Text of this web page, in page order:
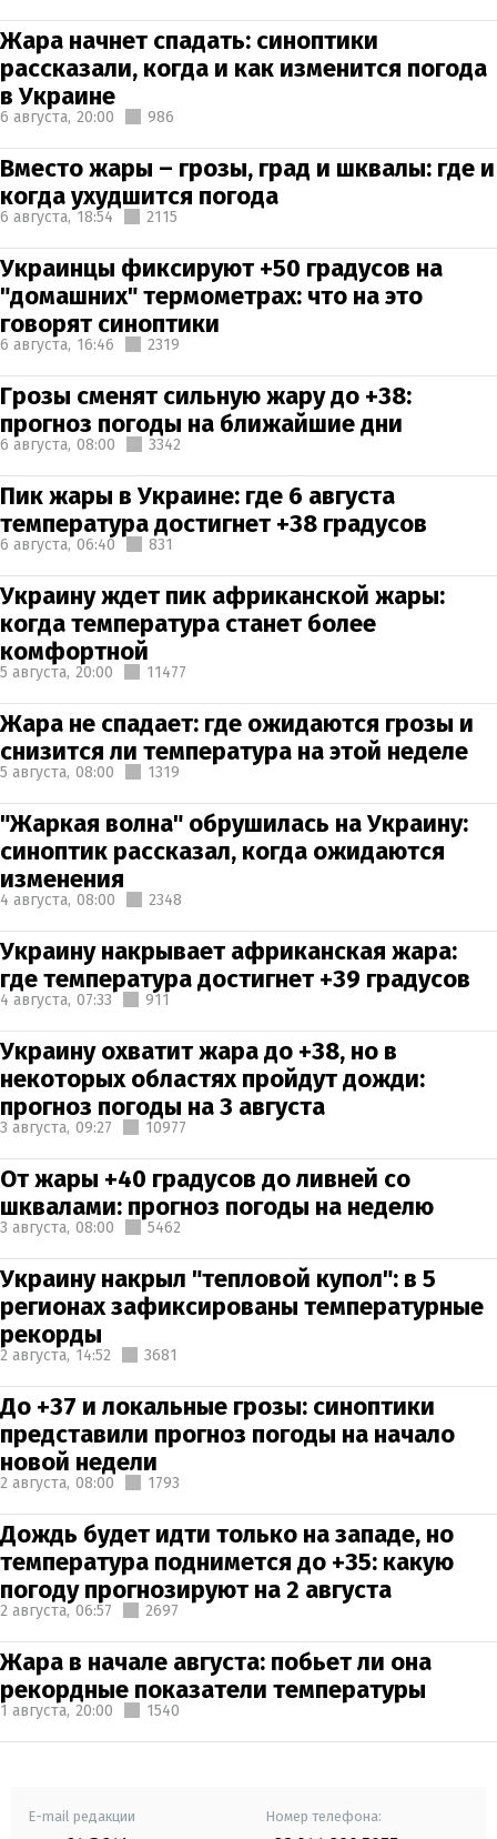
Жара начнет спадать: синоптики
рассказали, когда и как изменится погода
в Украине
6 августа, 20:00 986
Вместо жары – грозы, град и шквалы: где и
когда ухудшится погода
6 августа, 18:54 2115
Украинцы фиксируют +50 градусов на
"домашних" термометрах: что на это
говорят синоптики
6 августа, 16:46 2319
Грозы сменят сильную жару до +38:
прогноз погоды на ближайшие дни
6 августа, 08:00 3342
Пик жары в Украине: где 6 августа
температура достигнет +38 градусов
6 августа, 06:40 831
Украину ждет пик африканской жары:
когда температура станет более
комфортной
5 августа, 20:00 11477
Жара не спадает: где ожидаются грозы и
снизится ли температура на этой неделе
5 августа, 08:00 1319
"Жаркая волна" обрушилась на Украину:
синоптик рассказал, когда ожидаются
изменения
4 августа, 08:00 2348
Украину накрывает африканская жара:
где температура достигнет +39 градусов
4 августа, 07:33 911
Украину охватит жара до +38, но в
некоторых областях пройдут дожди:
прогноз погоды на 3 августа
3 августа, 09:27 10977
От жары +40 градусов до ливней со
шквалами: прогноз погоды на неделю
3 августа, 08:00 5462
Украину накрыл "тепловой купол": в 5
регионах зафиксированы температурные
рекорды
2 августа, 14:52 3681
До +37 и локальные грозы: синоптики
представили прогноз погоды на начало
новой недели
2 августа, 08:00 1793
Дождь будет идти только на западе, но
температура поднимется до +35: какую
погоду прогнозируют на 2 августа
2 августа, 06:57 2697
Жара в начале августа: побьет ли она
рекордные показатели температуры
1 августа, 20:00 1540
E-mail редакции Номер телефона: